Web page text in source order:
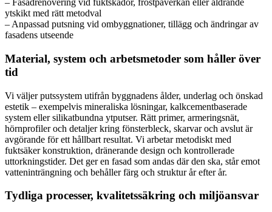
– Fasadrenovering vid fuktskador, frostpåverkan eller åldrande
ytskikt med rätt metodval
– Anpassad putsning vid ombyggnationer, tillägg och ändringar av
fasadens utseende
Material, system och arbetsmetoder som håller över
tid
Vi väljer putssystem utifrån byggnadens ålder, underlag och önskad
estetik – exempelvis mineraliska lösningar, kalkcementbaserade
system eller silikatbundna ytputser. Rätt primer, armeringsnät,
hörnprofiler och detaljer kring fönsterbleck, skarvar och avslut är
avgörande för ett hållbart resultat. Vi arbetar metodiskt med
fuktsäker konstruktion, dränerande design och kontrollerade
uttorkningstider. Det ger en fasad som andas där den ska, står emot
vatteninträngning och behåller färg och struktur år efter år.
Tydliga processer, kvalitetssäkring och miljöansvar